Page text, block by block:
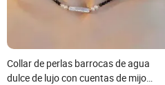
Collar de perlas barrocas de agua
dulce de lujo con cuentas de mijo